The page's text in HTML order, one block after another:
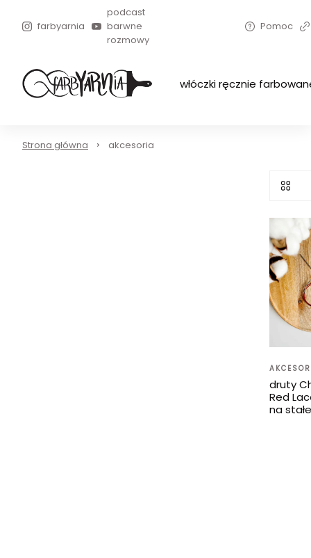
farbyarnia
podcast
barwne
rozmowy
Pomoc
włóczki ręcznie
Strona główna akcesoria
druty
Red
na